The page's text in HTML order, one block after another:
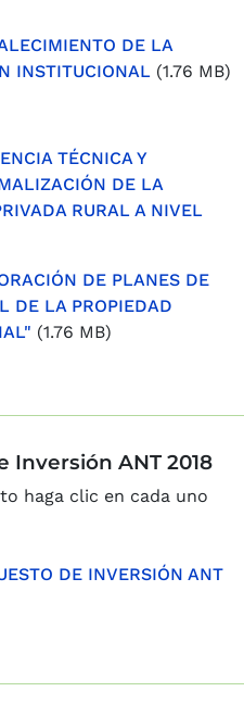
DE LA
INSTITUCIONAL (1.76 MB)
TÉCNICA Y
DE LA
RURAL A NIVEL
DE PLANES DE
DE LA PROPIEDAD
(1.76 MB)
Inversión ANT 2018
haga clic en cada uno
DE INVERSIÓN ANT